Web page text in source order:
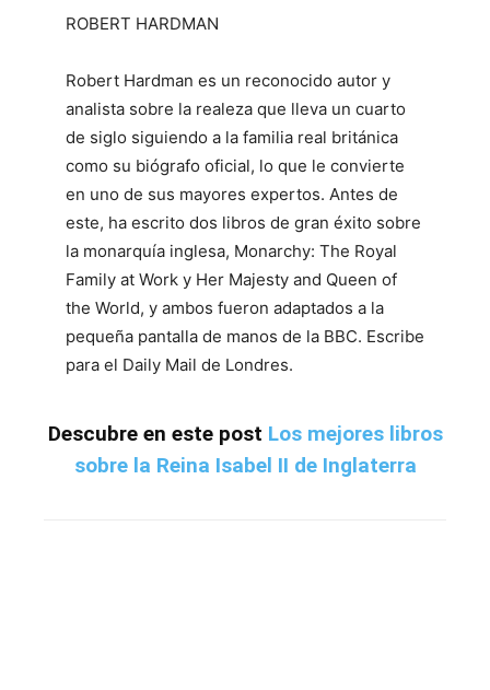
ROBERT HARDMAN
Robert Hardman es un reconocido autor y
analista sobre la realeza que lleva un cuarto
de siglo siguiendo a la familia real británica
como su biógrafo oficial, lo que le convierte
en uno de sus mayores expertos. Antes de
este, ha escrito dos libros de gran éxito sobre
la monarquía inglesa, Monarchy: The Royal
Family at Work y Her Majesty and Queen of
the World, y ambos fueron adaptados a la
pequeña pantalla de manos de la BBC. Escribe
para el Daily Mail de Londres.
Descubre en este post Los mejores libros
sobre la Reina Isabel II de Inglaterra